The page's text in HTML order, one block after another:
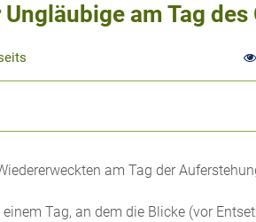
Ungläubige am Tag
am Tag der
Tag, an dem die Blicke (vor